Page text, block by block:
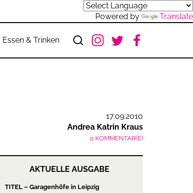
Powered by Translate
Essen & Trinken
17.09.2010
Andrea Katrin Kraus
0 KOMMENTAR(E)
AKTUELLE AUSGABE
TITEL – Garagenhöfe in Leipzig